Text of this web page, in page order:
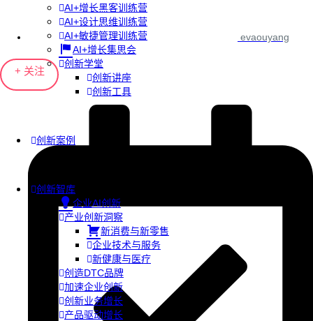
AI+增长黑客训练营
AI+设计思维训练营
AI+敏捷管理训练营
AI+增长集思会
创新学堂
创新讲座
创新工具
创新案例
创新智库
企业AI创新
产业创新洞察
新消费与新零售
企业技术与服务
新健康与医疗
创造DTC品牌
加速企业创新
创新业务增长
产品驱动增长
evaouyang
+ 关注